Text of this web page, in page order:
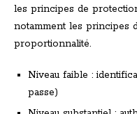
les principes de
notamment les principes
proportionnalité.
Niveau faible :
passe)